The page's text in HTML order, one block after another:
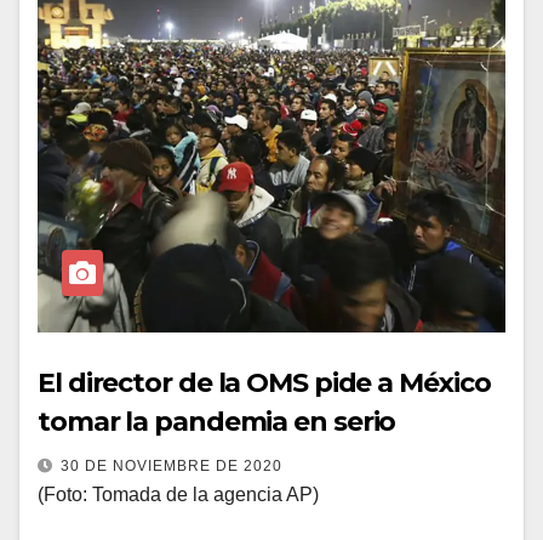
El director de la OMS pide a México
tomar la pandemia en serio
30 DE NOVIEMBRE DE 2020
(Foto: Tomada de la agencia AP)